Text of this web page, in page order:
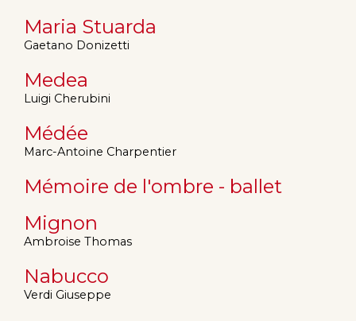
Maria Stuarda
Gaetano Donizetti
Medea
Luigi Cherubini
Médée
Marc-Antoine Charpentier
Mémoire de l'ombre - ballet
Mignon
Ambroise Thomas
Nabucco
Verdi Giuseppe